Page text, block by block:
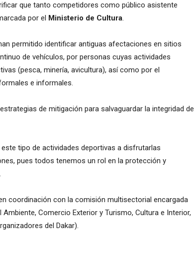
que tanto competidores como público asistente
por el Ministerio de Cultura.
permitido identificar antiguas afectaciones en sitios
de vehículos, por personas cuyas actividades
(pesca, minería, avicultura), así como por el
e informales.
de mitigación para salvaguardar la integridad de
tipo de actividades deportivas a disfrutarlas
pues todos tenemos un rol en la protección y
.
coordinación con la comisión multisectorial encargada
Comercio Exterior y Turismo, Cultura e Interior,
del Dakar).